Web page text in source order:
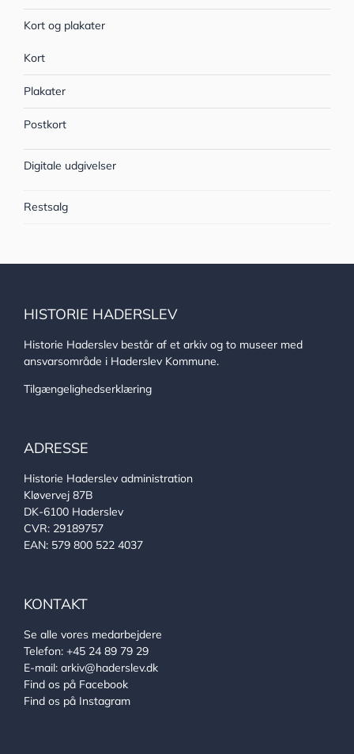
Kort og plakater
Kort
Plakater
Postkort
Digitale udgivelser
Restsalg
HISTORIE HADERSLEV
Historie Haderslev består af et arkiv og to museer med
ansvarsområde i Haderslev Kommune.
Tilgængelighedserklæring
ADRESSE
Historie Haderslev administration
Kløvervej 87B
DK-6100 Haderslev
CVR: 29189757
EAN: 579 800 522 4037
KONTAKT
Se alle vores medarbejdere
Telefon: +45 24 89 79 29
E-mail: arkiv@haderslev.dk
Find os på Facebook
Find os på Instagram